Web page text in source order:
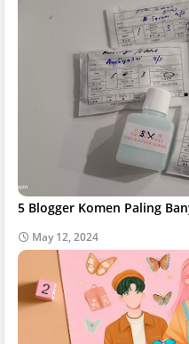
5 Blogger Komen Paling
May 12, 2024